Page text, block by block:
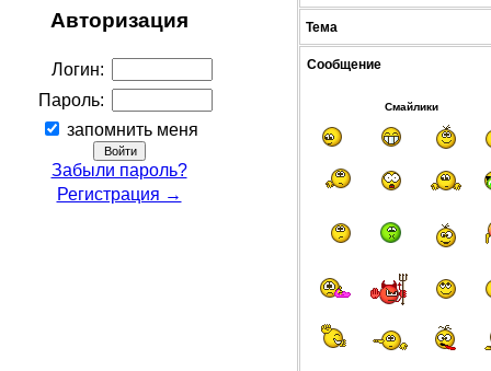
Авторизация
Логин:
Пароль:
запомнить меня
Забыли пароль?
Регистрация →
Тема
Сообщение
Смайлики